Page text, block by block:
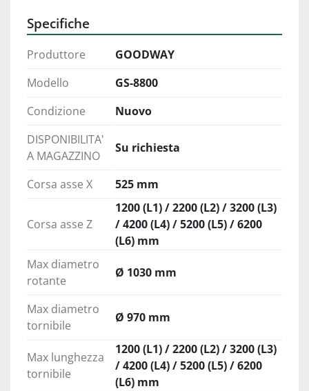
Specifiche
Produttore
GOODWAY
Modello
GS-8800
Condizione
Nuovo
DISPONIBILITA'
A MAGAZZINO
Su richiesta
Corsa asse X 525 mm
Corsa asse Z
1200 (L1) / 2200 (L2) / 3200 (L3)
/ 4200 (L4) / 5200 (L5) / 6200
(L6) mm
Max diametro
rotante
Ø 1030 mm
Max diametro
tornibile
Ø 970 mm
Max lunghezza
tornibile
1200 (L1) / 2200 (L2) / 3200 (L3)
/ 4200 (L4) / 5200 (L5) / 6200
(L6) mm